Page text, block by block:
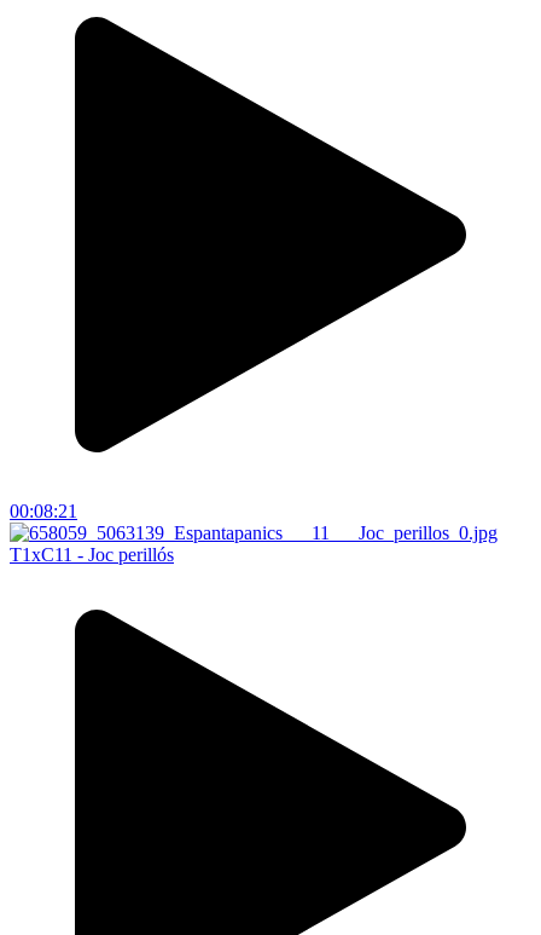
00:08:21
T1xC11 - Joc perillós